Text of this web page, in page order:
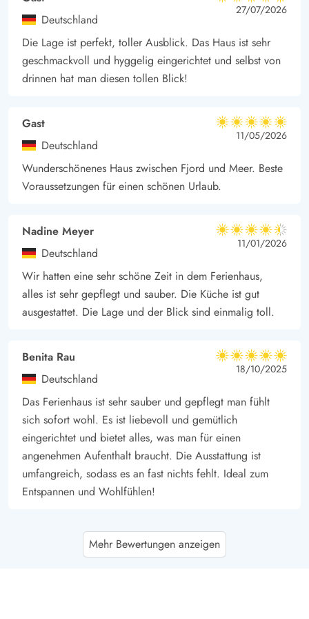
Hier gibt es Schulen für Wassersport – wenn ihr Equipment
leihen oder etwas Neues ausprobieren wollt und sogar eine
Wasserskianlage findet ihr am Ringkøbing Fjord. Es gibt
Restaurants, die frischen Fisch und regionale Spezialitäten
jede Menge Abwechslung und Aktivitätsmöglichkeiten.
Deutschland
5 von 5
5 out of 5
27/07/2026
Die Lage ist perfekt, toller Ausblick. Das Haus ist sehr
geschmackvoll und hyggelig eingerichtet und selbst von
drinnen hat man diesen tollen Blick!
Gast
Deutschland
5 von 5
5 von 5
5 out of 5
11/05/2026
Wunderschönenes Haus zwischen Fjord und Meer. Beste
Voraussetzungen für einen schönen Urlaub.
Nadine Meyer
Deutschland
4.5 von 5
4.5 von 5
4.5 out of 5
11/01/2026
Wir hatten eine sehr schöne Zeit in dem Ferienhaus,
alles ist sehr gepflegt und sauber. Die Küche ist gut
ausgestattet. Die Lage und der Blick sind einmalig toll.
Benita Rau
Deutschland
5 von 5
5 von 5
5 out of 5
18/10/2025
Das Ferienhaus ist sehr sauber und gepflegt man fühlt
sich sofort wohl. Es ist liebevoll und gemütlich
eingerichtet und bietet alles, was man für einen
angenehmen Aufenthalt braucht. Die Ausstattung ist
umfangreich, sodass es an fast nichts fehlt. Ideal zum
Entspannen und Wohlfühlen!
Merle Fleischer
Deutschland
5 von 5
5 out of 5
Mehr Bewertungen anzeigen